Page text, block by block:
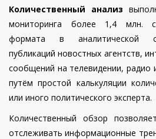
Количественный анализ
мониторинга более 1,4 млн.
формата в аналитической
публикаций новостных агентств,
сообщений на телевидении,
путём простой калькуляции
или иного политического эксперта.
Количественный обзор
отслеживать информационные